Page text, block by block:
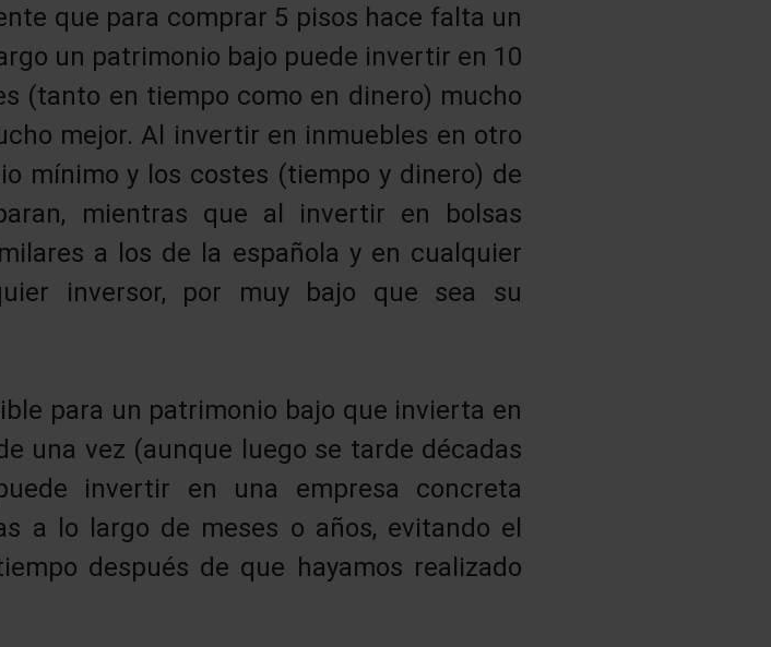
que para comprar 5 pisos hace falta un
un patrimonio bajo puede invertir en 10
(tanto en tiempo como en dinero) mucho
mejor. Al invertir en inmuebles en otro
mínimo y los costes (tiempo y dinero) de
mientras que al invertir en bolsas
a los de la española y en cualquier
inversor, por muy bajo que sea su
para un patrimonio bajo que invierta en
una vez (aunque luego se tarde décadas
invertir en una empresa concreta
a lo largo de meses o años, evitando el
después de que hayamos realizado